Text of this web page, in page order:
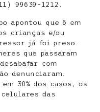
99639-1212.
apontou que 6 em
crianças e/ou
já foi preso.
que passaram
com
denunciaram.
30% dos casos, os
das